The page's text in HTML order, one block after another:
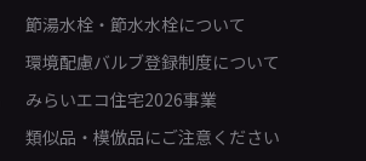
節湯水栓・節水水栓について
環境配慮バルブ登録制度について
みらいエコ住宅2026事業
類似品・模倣品にご注意ください